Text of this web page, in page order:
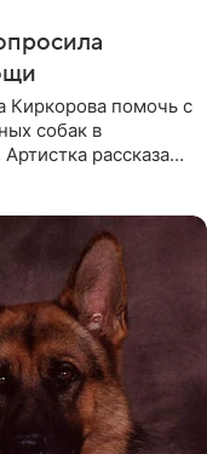
Киркорова помочь с
собак в
рассказала